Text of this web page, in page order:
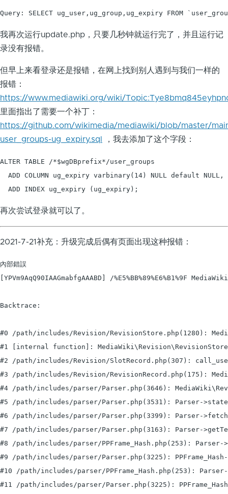
Query: SELECT ug_user,ug_group,ug_expiry FROM
我再次运行update.php，只要几秒钟就运行完了，并且运行记
录没有报错。
但早上来看登录还是报错，在网上找到别人遇到与我们一样的
报错：
https://www.mediawiki.org/wiki/
里面指出了需要一个补丁：
https://github.com/wikimedia/mediawiki/blob/master/
user_groups-ug_expiry.sql
，我去添加了这个字段：
ALTER TABLE /*$wgDBprefix*/user_groups
  ADD COLUMN ug_expiry varbinary(14) NULL default NULL,
  ADD INDEX ug_expiry (ug_expiry);
再次尝试登录就可以了。
2021-7-21补充：升级完成后偶有页面出现这种报错：
內部錯誤
[YPVm9AqQ90IAAGmabfgAAABD] /
Backtrace:
#0 /path/includes/Revision/RevisionStore.php(1280):
#1 [internal function]:
#2 /path/includes/Revision/SlotRecord.php(307):
#3 /path/includes/Revision/RevisionRecord.php(175):
#4 /path/includes/parser/Parser.php(3646):
#5 /path/includes/parser/Parser.php(3531): Parser-
#6 /path/includes/parser/Parser.php(3399): Parser-
#7 /path/includes/parser/Parser.php(3163): Parser-
#8 /path/includes/parser/PPFrame_Hash.php(253): Parser-
#9 /path/includes/parser/Parser.php(3225): PPFrame_Hash-
#10 /path/includes/parser/PPFrame_Hash.php(253):
#11 /path/includes/parser/Parser.php(3225): PPFrame_Hash-